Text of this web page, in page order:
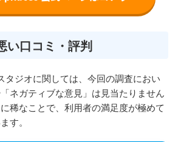
い口コミ・評判
タジオに関しては、今回の調査におい
ネガティブな意見」は見当たりません
稀なことで、利用者の満足度が極めて
す。